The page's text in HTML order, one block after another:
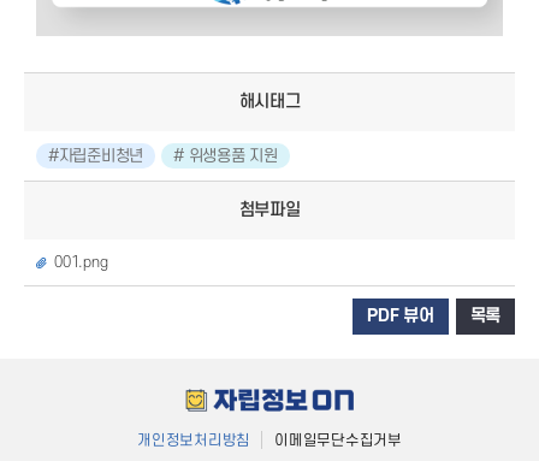
해시태그
#자립준비청년 # 위생용품 지원
첨부파일
001.png
PDF 뷰어 목록
개인정보처리방침 이메일무단수집거부